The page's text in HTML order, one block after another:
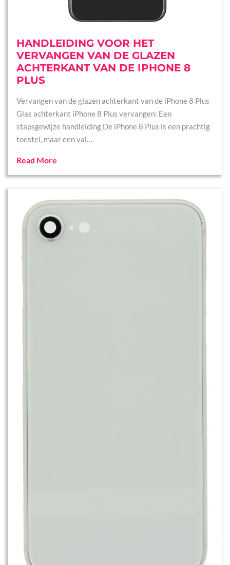
HANDLEIDING VOOR HET
VERVANGEN VAN DE GLAZEN
ACHTERKANT VAN DE IPHONE 8
PLUS
Vervangen van de glazen achterkant van de iPhone 8 Plus
Glas achterkant iPhone 8 Plus vervangen: Een
stapsgewijze handleiding De iPhone 8 Plus is een prachtig
toestel, maar een val…
Read More